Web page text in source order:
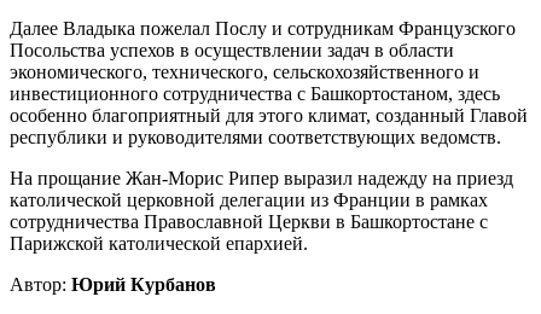
Далее Владыка пожелал Послу и сотрудникам Французского
Посольства успехов в осуществлении задач в области
экономического, технического, сельскохозяйственного и
инвестиционного сотрудничества с Башкортостаном, здесь
особенно благоприятный для этого климат, созданный Главой
республики и руководителями соответствующих ведомств.
На прощание Жан-Морис Рипер выразил надежду на приезд
католической церковной делегации из Франции в рамках
сотрудничества Православной Церкви в Башкортостане с
Парижской католической епархией.
Автор: Юрий Курбанов